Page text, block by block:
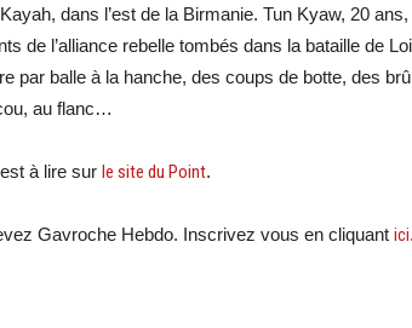
dans l’est de la Birmanie. Tun Kyaw, 20
de l’alliance rebelle tombés dans la bataille de
par balle à la hanche, des coups de botte, des
au flanc…
est à lire sur le site du Point.
Gavroche Hebdo. Inscrivez vous en cliquant ici.